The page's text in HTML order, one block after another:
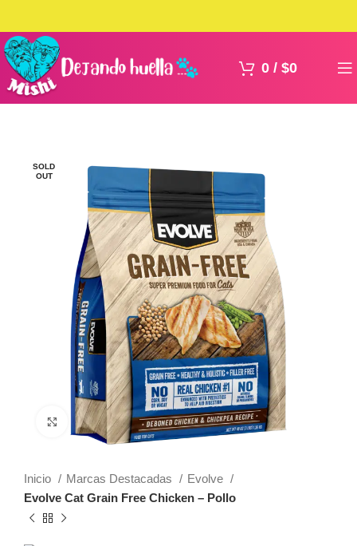
0 / $0
SOLD
OUT
Click to enlarge
Inicio Marcas Destacadas
Evolve
Evolve Cat Grain Free Chicken – Pollo